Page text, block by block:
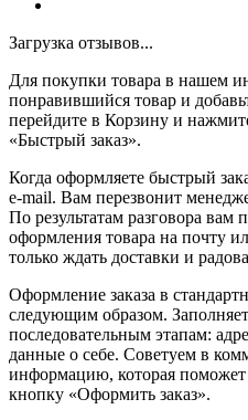
Загрузка отзывов...
Для покупки товара в нашем
понравившийся товар и
перейдите в Корзину и
«Быстрый заказ».
Когда оформляете быстрый
e-mail. Вам перезвонит
По результатам разговора вам
оформления товара на почту
только ждать доставки и
Оформление заказа в
следующим образом.
последовательным этапам:
данные о себе. Советуем в
информацию, которая
кнопку «Оформить заказ».